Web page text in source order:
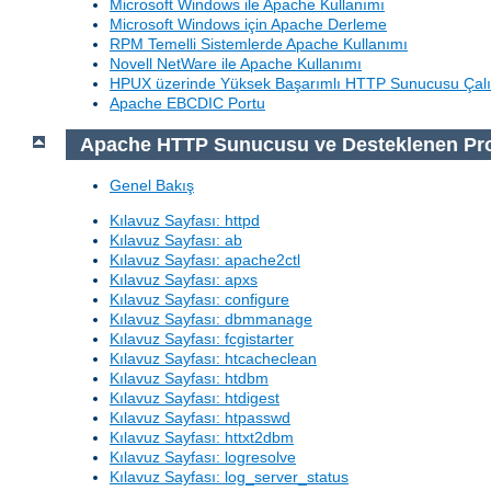
Microsoft Windows ile Apache Kullanımı
Microsoft Windows için Apache Derleme
RPM Temelli Sistemlerde Apache Kullanımı
Novell NetWare ile Apache Kullanımı
HPUX üzerinde Yüksek Başarımlı HTTP Sunucusu
Apache EBCDIC Portu
Apache HTTP Sunucusu ve Desteklenen
Genel Bakış
Kılavuz Sayfası: httpd
Kılavuz Sayfası: ab
Kılavuz Sayfası: apache2ctl
Kılavuz Sayfası: apxs
Kılavuz Sayfası: configure
Kılavuz Sayfası: dbmmanage
Kılavuz Sayfası: fcgistarter
Kılavuz Sayfası: htcacheclean
Kılavuz Sayfası: htdbm
Kılavuz Sayfası: htdigest
Kılavuz Sayfası: htpasswd
Kılavuz Sayfası: httxt2dbm
Kılavuz Sayfası: logresolve
Kılavuz Sayfası: log_server_status